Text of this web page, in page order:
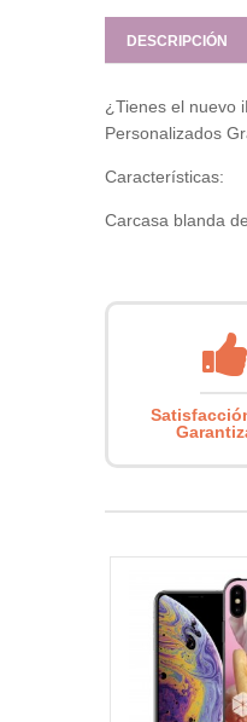
DESCRIPCIÓN
¿Tienes el nuevo
Personalizados
Características:
Carcasa blanda